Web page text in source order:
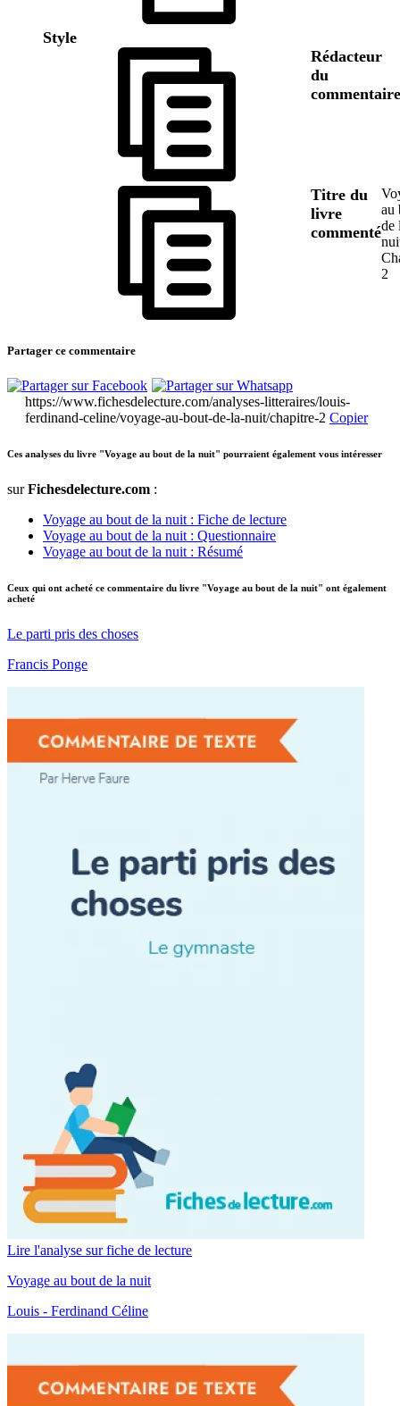
Style
Rédacteur
du
commentaire
Titre du
livre
commenté
au
de
2
Partager ce commentaire
https://www.fichesdelecture.com/analyses-litteraires/louis-
ferdinand-celine/voyage-au-bout-de-la-nuit/chapitre-2 Copier
Ces analyses du livre "Voyage au bout de la nuit" pourraient également vous intéresser
surFichesdelecture.com :
Voyage au bout de la nuit : Fiche de lecture
Voyage au bout de la nuit : Questionnaire
Voyage au bout de la nuit : Résumé
Ceux qui ont acheté ce commentaire du livre "Voyage au bout de la nuit" ont également
acheté
Le parti pris des choses
Francis Ponge
Lire l'analyse sur fiche de lecture
Voyage au bout de la nuit
Louis - Ferdinand Céline